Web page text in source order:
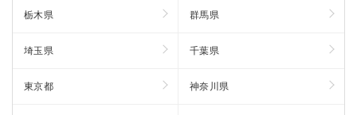
栃木県 群馬県
埼玉県 千葉県
東京都 神奈川県